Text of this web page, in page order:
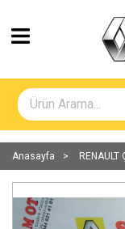
Anasayfa RENAULT